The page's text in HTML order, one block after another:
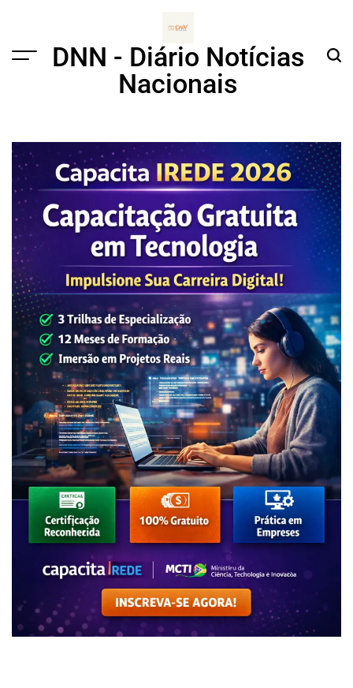
Menu
DNN - Diário Notícias
Nacionais